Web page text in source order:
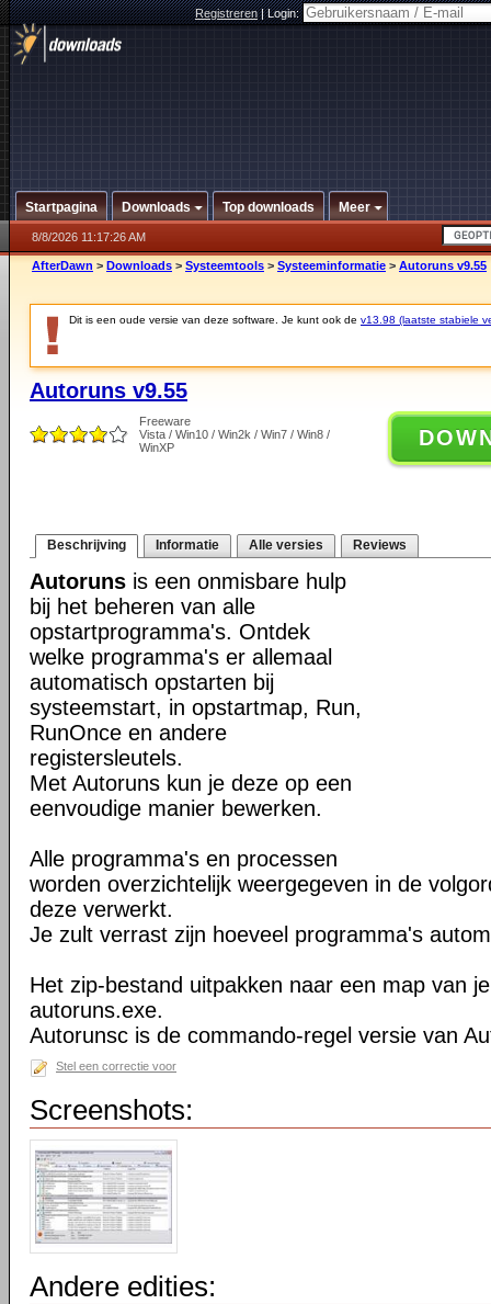
Registreren|Login:
Startpagina Downloads Top downloads Meer
8/8/2026 11:17:26 AM
AfterDawn > Downloads > Systeemtools > Systeeminformatie > Autoruns v9.55
Dit is een oude versie van deze software. Je kunt ook de v13.98 (laatste stabiele
Autoruns v9.55
Freeware
Vista / Win10 / Win2k / Win7 / Win8 /
WinXP
Beschrijving Informatie Alle versies Reviews
Autoruns is een onmisbare hulp
bij het beheren van alle
opstartprogramma's. Ontdek
welke programma's er allemaal
automatisch opstarten bij
systeemstart, in opstartmap, Run,
RunOnce en andere
registersleutels.
Met Autoruns kun je deze op een
eenvoudige manier bewerken.
Alle programma's en processen
worden overzichtelijk weergegeven in de
deze verwerkt.
Je zult verrast zijn hoeveel programma's
Het zip-bestand uitpakken naar een map van
autoruns.exe.
Autorunsc is de commando-regel versie van
Stel een correctie voor
Screenshots:
Andere edities: